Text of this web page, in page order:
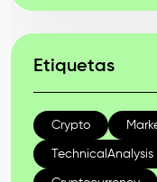
Etiquetas
Crypto
TechnicalAnalysis